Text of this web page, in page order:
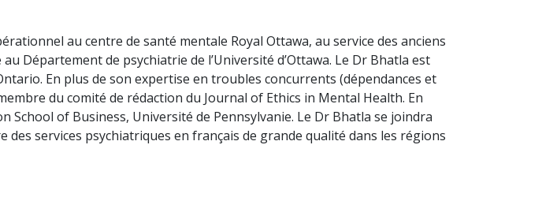
au centre de santé mentale Royal Ottawa, au service des anciens
Département de psychiatrie de l’Université d’Ottawa. Le Dr Bhatla est
En plus de son expertise en troubles concurrents (dépendances et
du comité de rédaction du Journal of Ethics in Mental Health. En
School of Business, Université de Pennsylvanie. Le Dr Bhatla se joindra
services psychiatriques en français de grande qualité dans les régions